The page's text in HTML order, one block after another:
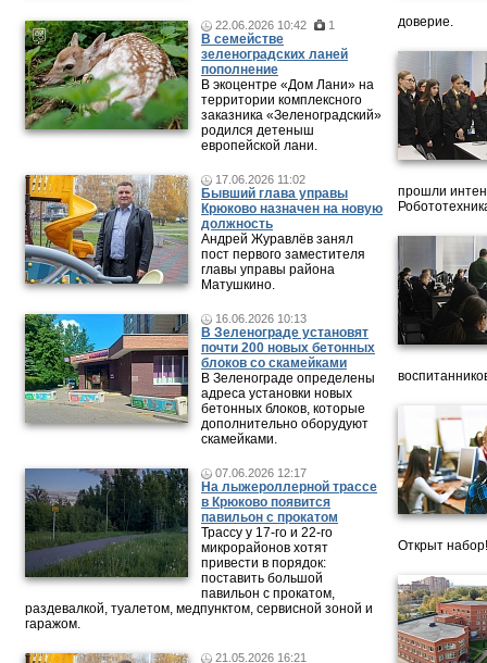
22.06.2026 10:42 1
В семействе
зеленоградских ланей
пополнение
В экоцентре «Дом Лани» на
территории комплексного
заказника «Зеленоградский»
родился детеныш
европейской лани.
17.06.2026 11:02
Бывший глава управы
Крюково назначен на новую
должность
Андрей Журавлёв занял
пост первого заместителя
главы управы района
Матушкино.
16.06.2026 10:13
В Зеленограде установят
почти 200 новых бетонных
блоков со скамейками
В Зеленограде определены
адреса установки новых
бетонных блоков, которые
дополнительно оборудуют
скамейками.
07.06.2026 12:17
На лыжероллерной трассе
в Крюково появится
павильон с прокатом
Трассу у 17-го и 22-го
микрорайонов хотят
привести в порядок:
поставить большой
павильон с прокатом,
раздевалкой, туалетом, медпунктом, сервисной зоной и
гаражом.
21.05.2026 16:21
доверие.
прошли
Открыт набор!